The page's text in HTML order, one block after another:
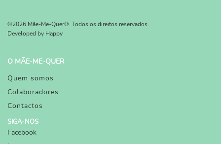
©2026 Mãe-Me-Quer®. Todos os direitos reservados.
Developed by Happy
O MÃE-ME-QUER
Quem somos
Colaboradores
Contactos
SIGA-NOS
Facebook